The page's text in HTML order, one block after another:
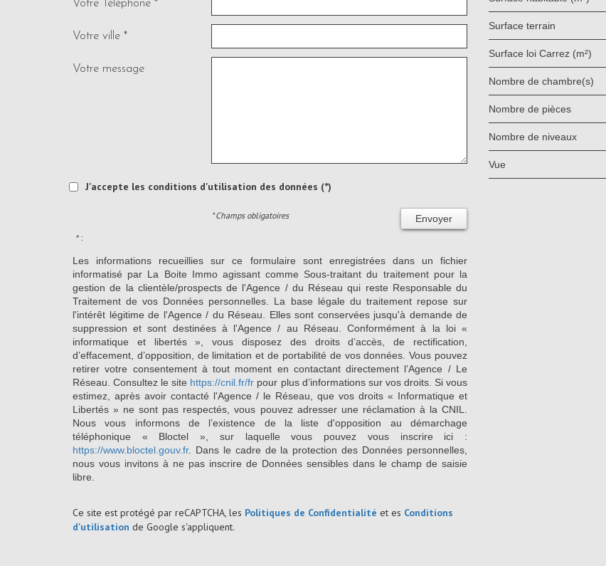
Votre Téléphone *
Votre ville *
Votre message
J'accepte les conditions d'utilisation des données (*)
Envoyer
* Champs obligatoires
* :
Les informations recueillies sur ce formulaire sont enregistrées dans un fichier
informatisé par La Boite Immo agissant comme Sous-traitant du traitement pour la
gestion de la clientèle/prospects de l'Agence / du Réseau qui reste Responsable du
Traitement de vos Données personnelles. La base légale du traitement repose sur
l'intérêt légitime de l'Agence / du Réseau. Elles sont conservées jusqu'à demande de
suppression et sont destinées à l'Agence / au Réseau. Conformément à la loi «
informatique et libertés », vous disposez des droits d’accès, de rectification,
d’effacement, d’opposition, de limitation et de portabilité de vos données. Vous pouvez
retirer votre consentement à tout moment en contactant directement l’Agence / Le
Réseau. Consultez le site https://cnil.fr/fr pour plus d’informations sur vos droits. Si vous
estimez, après avoir contacté l'Agence / le Réseau, que vos droits « Informatique et
Libertés » ne sont pas respectés, vous pouvez adresser une réclamation à la CNIL.
Nous vous informons de l’existence de la liste d'opposition au démarchage
téléphonique « Bloctel », sur laquelle vous pouvez vous inscrire ici :
https://www.bloctel.gouv.fr. Dans le cadre de la protection des Données personnelles,
nous vous invitons à ne pas inscrire de Données sensibles dans le champ de saisie
libre.
Ce site est protégé par reCAPTCHA, les Politiques de Confidentialité et es Conditions
d'utilisation de Google s'appliquent.
surface terrain
Surface loi Carrez (m²)
Nombre de chambre(s)
Nombre de pièces
Nombre de niveaux
Vue